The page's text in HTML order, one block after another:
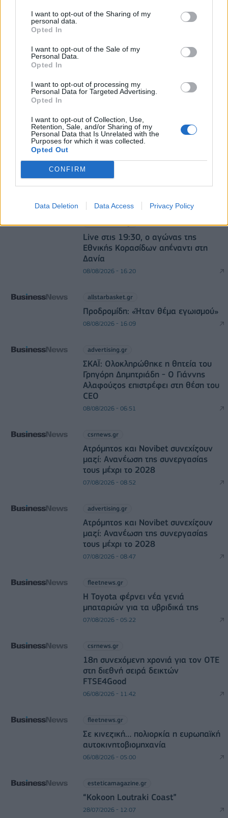
I want to opt-out of the Sharing of my
personal data.
Opted In
I want to opt-out of the Sale of my
Personal Data.
Opted In
I want to opt-out of processing my
Personal Data for Targeted Advertising.
Opted In
I want to opt-out of Collection, Use,
Retention, Sale, and/or Sharing of my
Personal Data that Is Unrelated with the
Purposes for which it was collected.
Opted Out
CONFIRM
Data Deletion Data Access Privacy Policy
Ελλάδα στη μεγάλη τεχνολογική μετάβαση
08/08/2026 - 10:54
Χρηματιστήριο Αθηνών: Εβδομαδιαία άνοδος
1,76%, κέρδη 23,31% από τις αρχές του έτους
08/08/2026 - 12:36
Διευρύνεται η πρωτοβουλία για τις τιμές στο ράφι
με 916 προϊόντα
08/08/2026 - 12:12 ΛΙΑΝΕΜΠΟΡΙΟ
DIRECTION BUSINESS NETWORK
Live στις 19:30, ο αγώνας της
Εθνικής Κορασίδων απέναντι στη
Δανία
08/08/2026 - 16:20
allstarbasket.gr
Προδρομίδη: «Ήταν θέμα εγωισμού»
08/08/2026 - 16:09
advertising.gr
ΣΚΑΪ: Ολοκληρώθηκε η θητεία του
Γρηγόρη Δημητριάδη - Ο Γιάννης
Αλαφούζος επιστρέφει στη θέση του
CEO
08/08/2026 - 06:51
csrnews.gr
Ατρόμητος και Novibet συνεχίζουν
μαζί: Ανανέωση της συνεργασίας
τους μέχρι το 2028
07/08/2026 - 08:52
advertising.gr
Ατρόμητος και Novibet συνεχίζουν
μαζί: Ανανέωση της συνεργασίας
τους μέχρι το 2028
07/08/2026 - 08:47
fleetnews.gr
Η Toyota φέρνει νέα γενιά
μπαταριών για τα υβριδικά της
07/08/2026 - 05:22
csrnews.gr
18η συνεχόμενη χρονιά για τον ΟΤΕ
στη διεθνή σειρά δεικτών
FTSE4Good
06/08/2026 - 11:42
fleetnews.gr
Σε κινεζική… πολιορκία η ευρωπαϊκή
αυτοκινητοβιομηχανία
06/08/2026 - 05:00
esteticamagazine.gr
“Kokoon Loutraki Coast”
28/07/2026 - 12:07